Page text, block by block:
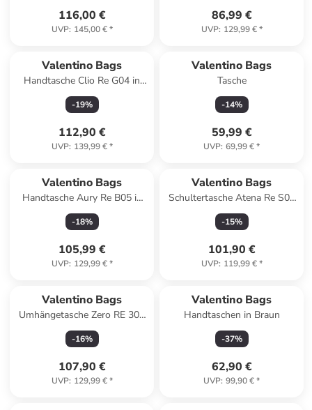
116,00 €
UVP: 145,00 €*
86,99 €
UVP: 129,99 €*
Valentino Bags
Handtasche Clio Re G04 in
Ecru
-19%
112,90 €
UVP: 139,99 €*
Valentino Bags
Tasche
-14%
59,99 €
UVP: 69,99 €*
Valentino Bags
Handtasche Aury Re B05 in
Ecru
-18%
105,99 €
UVP: 129,99 €*
Valentino Bags
Schultertasche Atena Re S09
in Naturale/Cuoio
-15%
101,90 €
UVP: 119,99 €*
Valentino Bags
Umhängetasche Zero RE 307
in Nero
-16%
107,90 €
UVP: 129,99 €*
Valentino Bags
Handtaschen in Braun
-37%
62,90 €
UVP: 99,90 €*